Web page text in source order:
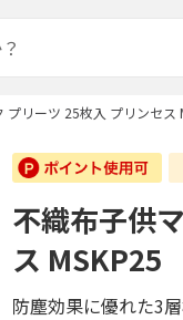
プリーツ 25枚入 プリンセス
不織布子供
ス MSKP25
防塵効果に優れた3